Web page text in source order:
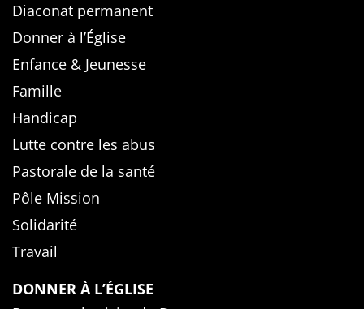
Diaconat permanent
Donner à l’Église
Enfance & Jeunesse
Famille
Handicap
Lutte contre les abus
Pastorale de la santé
Pôle Mission
Solidarité
Travail
DONNER À L’ÉGLISE